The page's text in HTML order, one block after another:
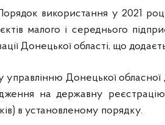
використання у 2021
малого і середнього
Донецької області, що
Донецької обласної
на державну реєстрацію
в установленому порядку.